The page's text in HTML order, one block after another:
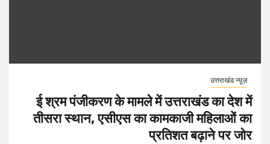
उत्तराखंड न्यूज़
ई श्रम पंजीकरण के मामले में उत्तराखंड का देश में
तीसरा स्थान, एसीएस का कामकाजी महिलाओं का
प्रतिशत बढ़ाने पर जोर